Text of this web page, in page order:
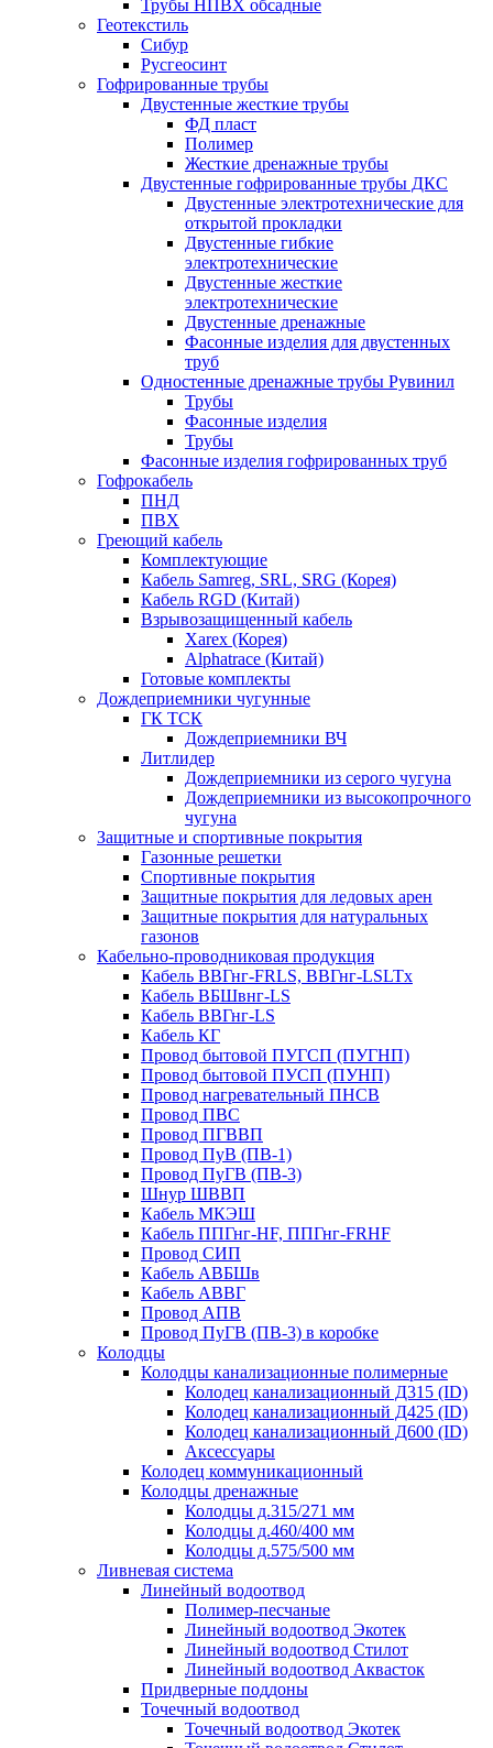
Трубы НПВХ обсадные
Геотекстиль
Сибур
Русгеосинт
Гофрированные трубы
Двустенные жесткие трубы
ФД пласт
Полимер
Жесткие дренажные трубы
Двустенные гофрированные трубы ДКС
Двустенные электротехнические для
открытой прокладки
Двустенные гибкие
электротехнические
Двустенные жесткие
электротехнические
Двустенные дренажные
Фасонные изделия для двустенных
труб
Одностенные дренажные трубы Рувинил
Трубы
Фасонные изделия
Трубы
Фасонные изделия гофрированных труб
Гофрокабель
ПНД
ПВХ
Греющий кабель
Комплектующие
Кабель Samreg, SRL, SRG (Корея)
Кабель RGD (Китай)
Взрывозащищенный кабель
Xarex (Корея)
Alphatrace (Китай)
Готовые комплекты
Дождеприемники чугунные
ГК ТСК
Дождеприемники ВЧ
Литлидер
Дождеприемники из серого чугуна
Дождеприемники из высокопрочного
чугуна
Защитные и спортивные покрытия
Газонные решетки
Спортивные покрытия
Защитные покрытия для ледовых арен
Защитные покрытия для натуральных
газонов
Кабельно-проводниковая продукция
Кабель ВВГнг-FRLS, ВВГнг-LSLTx
Кабель ВБШвнг-LS
Кабель ВВГнг-LS
Кабель КГ
Провод бытовой ПУГСП (ПУГНП)
Провод бытовой ПУСП (ПУНП)
Провод нагревательный ПНСВ
Провод ПВС
Провод ПГВВП
Провод ПуВ (ПВ-1)
Провод ПуГВ (ПВ-3)
Шнур ШВВП
Кабель МКЭШ
Кабель ППГнг-HF, ППГнг-FRHF
Провод СИП
Кабель АВБШв
Кабель АВВГ
Провод АПВ
Провод ПуГВ (ПВ-3) в коробке
Колодцы
Колодцы канализационные полимерные
Колодец канализационный Д315 (ID)
Колодец канализационный Д425 (ID)
Колодец канализационный Д600 (ID)
Аксессуары
Колодец коммуникационный
Колодцы дренажные
Колодцы д.315/271 мм
Колодцы д.460/400 мм
Колодцы д.575/500 мм
Ливневая система
Линейный водоотвод
Полимер-песчаные
Линейный водоотвод Экотек
Линейный водоотвод Стилот
Линейный водоотвод Аквасток
Придверные поддоны
Точечный водоотвод
Точечный водоотвод Экотек